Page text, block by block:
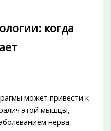
когда
может привести к
этой мышцы,
нерва